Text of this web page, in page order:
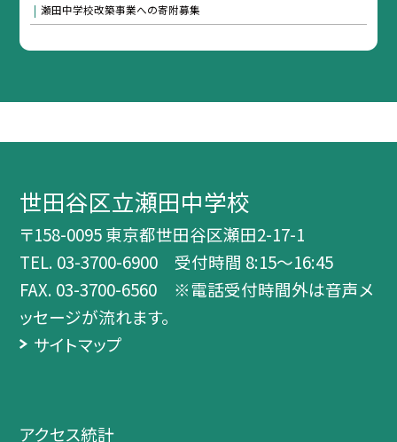
瀬田中学校改築事業への寄附募集
世田谷区立瀬田中学校
〒158-0095 東京都世田谷区瀬田2-17-1
TEL. 03-3700-6900 受付時間 8:15～16:45
FAX. 03-3700-6560 ※電話受付時間外は音声メ
ッセージが流れます。
サイトマップ
アクセス統計